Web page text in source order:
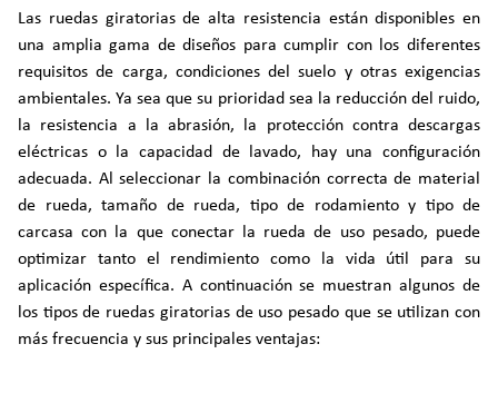
Las ruedas giratorias de alta resistencia están disponibles en
una amplia gama de diseños para cumplir con los diferentes
requisitos de carga, condiciones del suelo y otras exigencias
ambientales. Ya sea que su prioridad sea la reducción del ruido,
la resistencia a la abrasión, la protección contra descargas
eléctricas o la capacidad de lavado, hay una configuración
adecuada. Al seleccionar la combinación correcta de material
de rueda, tamaño de rueda, tipo de rodamiento y tipo de
carcasa con la que conectar la rueda de uso pesado, puede
optimizar tanto el rendimiento como la vida útil para su
aplicación específica. A continuación se muestran algunos de
los tipos de ruedas giratorias de uso pesado que se utilizan con
más frecuencia y sus principales ventajas: